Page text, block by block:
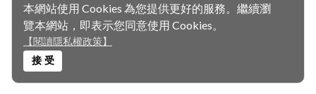
本網站使用 Cookies 為您提供更好的服務。繼續瀏
覽本網站，即表示您同意使用 Cookies。
【閱讀隱私權政策】
接 受